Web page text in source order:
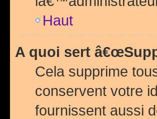
Haut
A quoi sert
Cela supprime
conservent votre
fournissent aussi